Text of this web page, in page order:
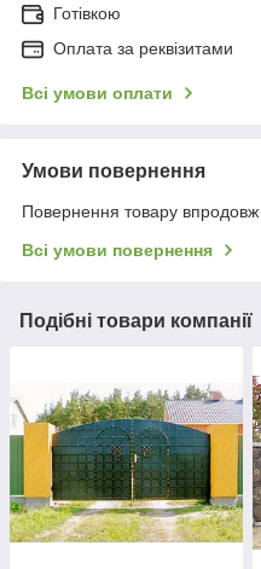
Готівкою
Оплата за реквізитами
Всі умови оплати
Умови повернення
Повернення товару впродовж
Всі умови повернення
Подібні товари компанії